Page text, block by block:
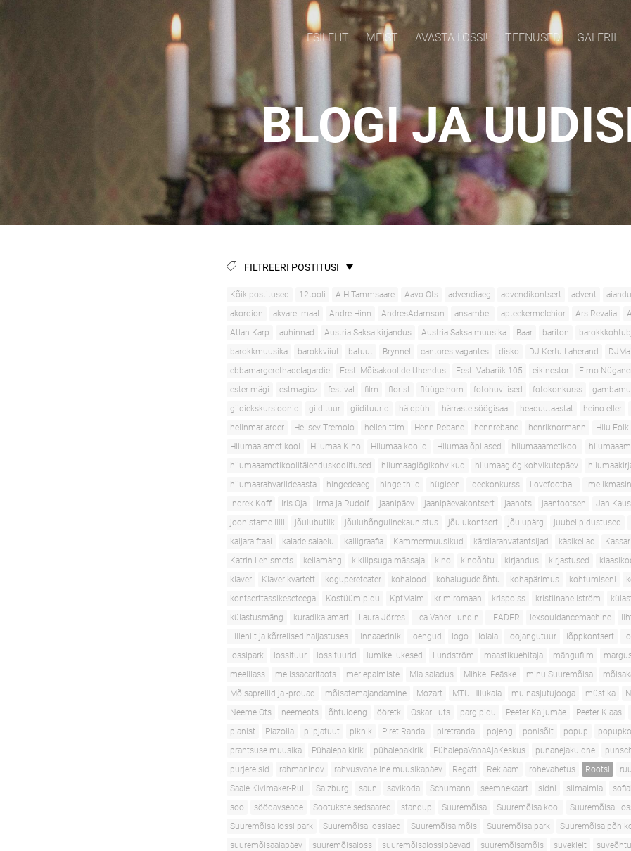
ESILEHT MEIST AVASTA LOSSI! TEENUSED GALERII
BLOGI JA
FILTREERI POSTITUSI
Kõik postitused 12tooli A H Tammsaare Aavo Ots advendiaeg advendikontsert advent
akordion
akvarellmaal Andre Hinn AndresAdamson ansambel apteekermelchior Ars Revalia
Atlan Karp
auhinnad Austria-Saksa kirjandus Austria-Saksa muusika Baar bariton
barokkmuusika
barokkviiul batuut Brynnel cantores vagantes disko DJ Kertu Laherand
ebbamargerethadelagardie
Eesti Mõisakoolide Ühendus Eesti Vabariik 105 eikinestor Elmo
ester mägi
estmagicz festival film florist flüügelhorn fotohuvilised fotokonkurss
giidiekskursioonid
giidituur giidituurid häidpühi härraste söögisaal headuutaastat heino eller
helinmariarder
Helisev Tremolo hellenittim Henn Rebane hennrebane henriknormann Hiiu Folk
Hiiumaa ametikool
Hiiumaa Kino Hiiumaa koolid Hiiumaa õpilased hiiumaaametikool
hiiumaaametikoolitäienduskoolitused
hiiumaaglögikohvikud hiiumaaglögikohvikutepäev
hiiumaarahvariideaasta
hingedeaeg hingelthiid hügieen ideekonkurss ilovefootball imelikmasin
Indrek Koff
Iris Oja Irma ja Rudolf jaanipäev jaanipäevakontsert jaanots jaantootsen Jan Kaus
joonistame lilli
jõulubutiik jõuluhõngulinekaunistus jõulukontsert jõulupärg juubelipidustused
kaijaralftaal
kalade salaelu kalligraafia Kammermuusikud kärdlarahvatantsijad käsikellad
Katrin Lehismets
kellamäng kikilipsuga mässaja kino kinoõhtu kirjandus kirjastused
klaver
Klaverikvartett kogupereteater kohalood kohalugude õhtu kohapärimus kohtumiseni
kontserttassikeseteega
Kostüümipidu KptMalm krimiromaan krispoiss kristiinahellström
külastusmäng
kuradikalamart Laura Jörres Lea Vaher Lundin LEADER lexsouldancemachine
Lilleniit ja kõrrelised haljastuses
linnaaednik loengud logo lolala loojangutuur lõppkontsert
lossipark
lossituur lossituurid lumikellukesed Lundström maastikuehitaja mängufilm
meelilass
melissacaritaots merlepalmiste Mia saladus Mihkel Peäske minu Suuremõisa
Mõisapreilid ja -prouad
mõisatemajandamine Mozart MTÜ Hiiukala muinasjutujooga müstika
Neeme Ots
neemeots õhtuloeng ööretk Oskar Luts pargipidu Peeter Kaljumäe Peeter Klaas
pianist
Piazolla piipjatuut piknik Piret Randal piretrandal pojeng ponisõit popup
prantsuse muusika
Pühalepa kirik pühalepakirik PühalepaVabaAjaKeskus punanejakuldne
purjereisid
rahmaninov rahvusvaheline muusikapäev Regatt Reklaam rohevahetus Rootsi
Saale Kivimaker-Rull
Salzburg saun savikoda Schumann seemnekaart sidni siimaimla
soo
söödavseade Sootuksteisedsaared standup Suuremõisa Suuremõisa kool
Suuremõisa
Suuremõisa lossi park
Suuremõisa lossiaed Suuremõisa mõis Suuremõisa park
Suuremõisa
suuremõisaaiapäev
suuremõisaloss suuremõisalossipäevad suuremõisamõis suvekleit